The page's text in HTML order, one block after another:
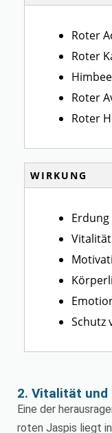
Roter
Roter
Roter
Roter
WIRKUNG
Schutz
2. Vitalität und
Eine der
roten Jaspis liegt